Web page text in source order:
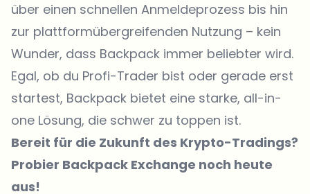
über einen schnellen Anmeldeprozess bis hin
zur plattformübergreifenden Nutzung – kein
Wunder, dass Backpack immer beliebter wird.
Egal, ob du Profi-Trader bist oder gerade erst
startest, Backpack bietet eine starke, all-in-
one Lösung, die schwer zu toppen ist.
Bereit für die Zukunft des Krypto-Tradings?
Probier Backpack Exchange noch heute
aus!